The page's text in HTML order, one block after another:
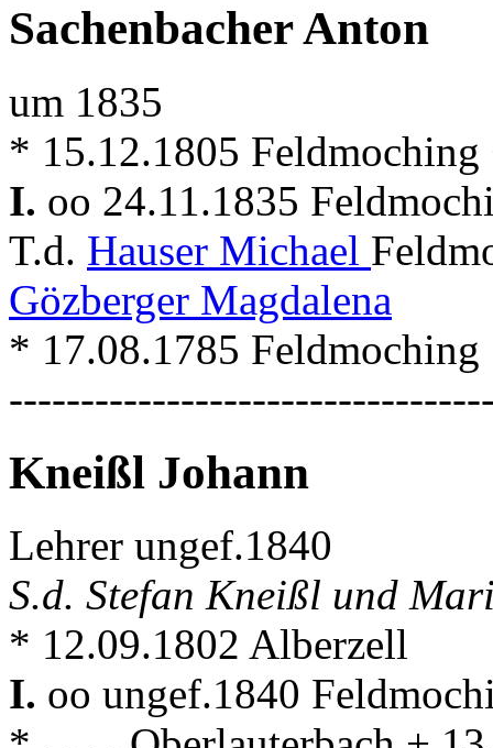
Sachenbacher Anton
um 1835
* 15.12.1805
I. oo 24.11.1835
T.d. Hauser Michael
Gözberger Magdalena
* 17.08.1785 Feldmoching
Kneißl Johann
Lehrer ungef.1840
S.d. Stefan Kneißl und
* 12.09.1802 Alberzell
I. oo ungef.1840